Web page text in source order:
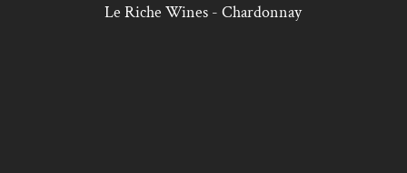
Le Riche Wines - Chardonnay